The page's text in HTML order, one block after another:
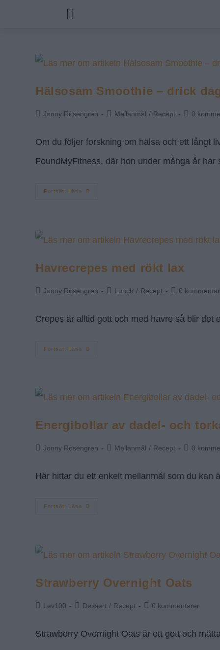
Hälsosam Smoothie – drick
Jonny Rosengren Mellanmål / Recept 0
Om du följer forskning om hälsa och ett långt
FoundMyFitness, där hon under många år
Fortsätt Läsa
Havrecrepes med rökt lax
Jonny Rosengren Lunch / Recept 0
Crepes är alltid gott och med havre så blir det
Fortsätt Läsa
Energibollar av dadel- och
Jonny Rosengren Mellanmål / Recept 0
Här hittar du ett enkelt mellanmål som du kan
Fortsätt Läsa
Strawberry Overnight Oats
Lev100 Dessert / Recept 0 kommentarer
Strawberry Overnight Oats är ett gott och